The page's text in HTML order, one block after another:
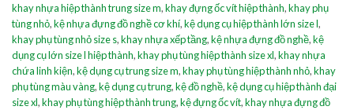
khay nhựa hiệp thành trung size m,khay đựng ốc vít hiệp thành,khay phụ
tùng nhỏ,kệ nhựa đựng đồ nghề cơ khí,kệ dụng cụ hiệp thành lớn size l,
khay phụ tùng nhỏ size s,khay nhựa xếp tầng,kệ nhựa đựng đồ nghề,kệ
dụng cụ lớn size l hiệp thành,khay phụ tùng hiệp thành size xl,khay nhựa
chứa linh kiện,kệ dụng cụ trung size m,khay phụ tùng hiệp thành nhỏ,khay
phụ tùng màu vàng,kệ dụng cụ trung,kệ đồ nghề,kệ dụng cụ hiệp thành đại
size xl,khay phụ tùng hiệp thành trung,kệ đựng ốc vít,khay nhựa đựng đồ